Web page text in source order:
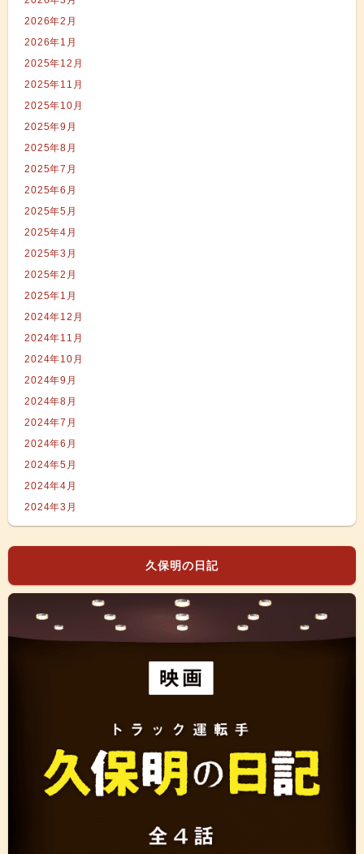
2026年2月
2026年1月
2025年12月
2025年11月
2025年10月
2025年9月
2025年8月
2025年7月
2025年6月
2025年5月
2025年4月
2025年3月
2025年2月
2025年1月
2024年12月
2024年11月
2024年10月
2024年9月
2024年8月
2024年7月
2024年6月
2024年5月
2024年4月
2024年3月
久保明の日記